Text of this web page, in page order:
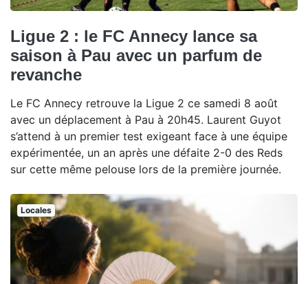
Ligue 2 : le FC Annecy lance sa
saison à Pau avec un parfum de
revanche
Le FC Annecy retrouve la Ligue 2 ce samedi 8 août
avec un déplacement à Pau à 20h45. Laurent Guyot
s’attend à un premier test exigeant face à une équipe
expérimentée, un an après une défaite 2-0 des Reds
sur cette même pelouse lors de la première journée.
Locales